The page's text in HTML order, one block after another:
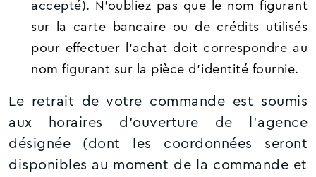
accepté). N'oubliez pas que le nom figurant
sur la carte bancaire ou de crédits utilisés
pour effectuer l’achat doit correspondre au
nom figurant sur la pièce d'identité fournie.
Le retrait de votre commande est soumis
aux horaires d'ouverture de l’agence
désignée (dont les coordonnées seront
disponibles au moment de la commande et